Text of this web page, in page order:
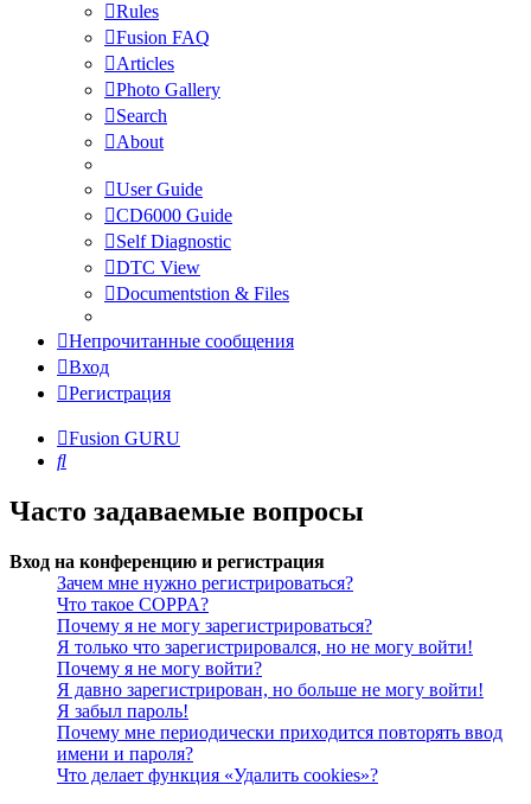
Rules
Fusion FAQ
Articles
Photo Gallery
Search
About
User Guide
CD6000 Guide
Self Diagnostic
DTC View
Documentstion & Files
Непрочитанные сообщения
Вход
Регистрация
Fusion GURU
Поиск
Часто задаваемые вопросы
Вход на конференцию и регистрация
Зачем мне нужно регистрироваться?
Что такое COPPA?
Почему я не могу зарегистрироваться?
Я только что зарегистрировался, но не могу войти!
Почему я не могу войти?
Я давно зарегистрирован, но больше не могу войти!
Я забыл пароль!
Почему мне периодически приходится повторять ввод
имени и пароля?
Что делает функция «Удалить cookies»?